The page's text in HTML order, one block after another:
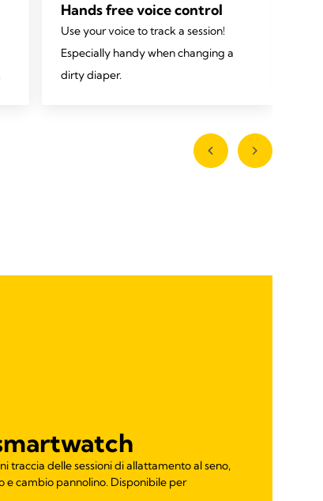
Hands free voice control
Use your voice to track a session!
Especially handy when changing a
dirty diaper.
traccia delle sessioni di allattamento al seno,
e cambio pannolino. Disponibile per